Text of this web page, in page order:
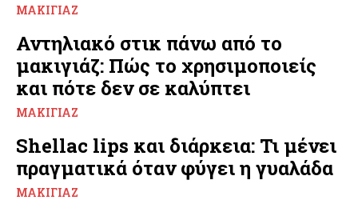
ΜΑΚΙΓΙΆΖ
Αντηλιακό στικ πάνω από το
μακιγιάζ: Πώς το χρησιμοποιείς
και πότε δεν σε καλύπτει
ΜΑΚΙΓΙΆΖ
Shellac lips και διάρκεια: Τι μένει
πραγματικά όταν φύγει η γυαλάδα
ΜΑΚΙΓΙΆΖ